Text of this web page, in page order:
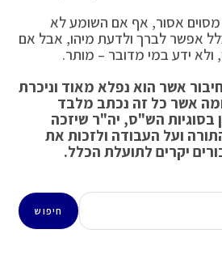
אסור, אף אם השומע לא
אפשר לברך ולדעת מיהו, אבל אם
ולא ידע במי מדובר – מותר.
אשר הוא נפלא מאוד וניכרת
אשר כל זה נכתב מלבד
בסוגיות הש"ס, יה"ר שיזכה
ועל העבודה ולזכות את
יקרים לתועלת הכלל.
חיפוש